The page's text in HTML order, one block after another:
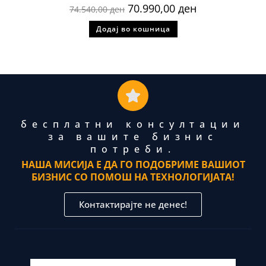
74.540,00ден 70.990,00 ден
Додај во кошница
бесплатни консултации
за вашите бизнис
потреби.
НАША МИСИЈА Е ДА ГО ПОДОБРИМЕ ВАШИОТ
БИЗНИС СО ПОМОШ НА ТЕХНОЛОГИЈАТА!
Контактирајте не денес!